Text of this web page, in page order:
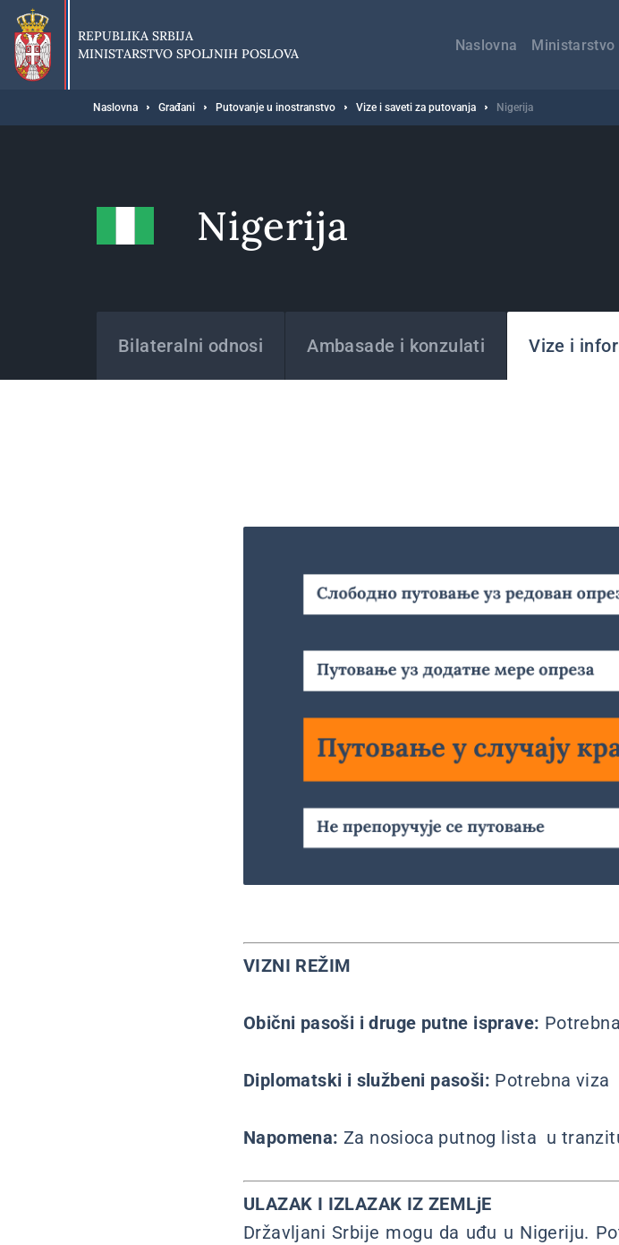
Preskoči
glavni
deo
sadržaja
REPUBLIKA SRBIJA
MINISTARSTVO SPOLJNIH POSLOVA
навигација
Naslovna Ministarstvo
Breadcrumb
Naslovna Građani Putovanje u inostranstvo Vize i saveti za putovanja Nigerija
Nigerija
Bilateralni odnosi Ambasade i konzulati Vize i
VIZNI REŽIM
Obični pasoši i druge putne isprave:
Diplomatski i službeni pasoši: Potrebna viza
Napomena: Za nosioca putnog lista u
ULAZAK I IZLAZAK IZ ZEMLjE
Državljani Srbije mogu da uđu u Nigeriju.